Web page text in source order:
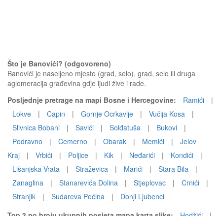
Što je Banovići? (odgovoreno)
Banovići je naseljeno mjesto (grad, selo), grad, selo ili druga
aglomeracija građevina gdje ljudi žive i rade.
Posljednje pretrage na mapi Bosne i Hercegovine:
Ramići
|
Lokve
| Capin | Gornje Ocrkavlje | Vučija Kosa
|
Slivnica Bobani
| Savići | Solđatuša | Bukovi
|
Podravno
| Čemerno | Obarak | Memići |
Jelov
Kraj
| Vrbići | Poljice | Kik | Neđarići | Kondići
|
Lišanjska Vrata
| Straževica | Marići | Stara Bila
|
Zanaglina
| Stanarevića Dolina | Stjeplovac | Crnići
|
Stranjik
| Sudareva Pećina |
Donji Ljubenci